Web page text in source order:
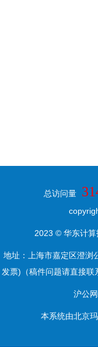
总访问量
2023 © 华东计
地址：上海市嘉定区澄浏
发票)（稿件问题请直接
沪公
本系统由北京